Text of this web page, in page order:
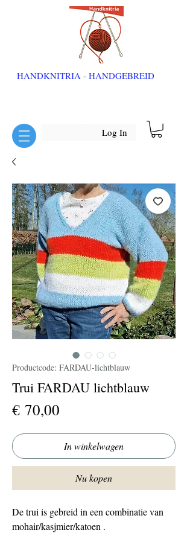
HANDKNITRIA - HANDGEBREID
Log In
Productcode: FARDAU-lichtblauw
Trui FARDAU lichtblauw
€ 70,00
In winkelwagen
Nu kopen
De trui is gebreid in een combinatie van
mohair/kasjmier/katoen .